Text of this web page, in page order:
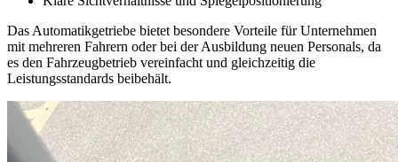
Das Automatikgetriebe bietet besondere Vorteile für Unternehmen
mit mehreren Fahrern oder bei der Ausbildung neuen Personals, da
es den Fahrzeugbetrieb vereinfacht und gleichzeitig die
Leistungsstandards beibehält.